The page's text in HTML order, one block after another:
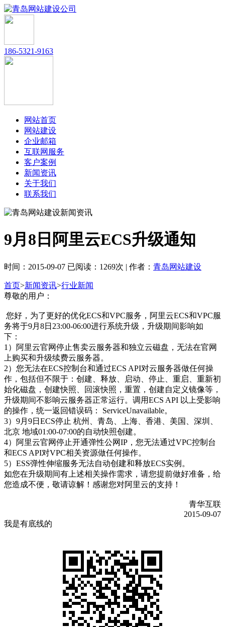
186-5321-9163
网站首页
网站建设
企业邮箱
互联网服务
客户案例
新闻资讯
关于我们
联系我们
9月8日阿里云ECS升级通知
时间：2015-09-07 已阅读：1269次 | 作者： 青岛网站建设
首页>新闻资讯>行业新闻
尊敬的用户：
您好，为了更好的优化ECS和VPC服务，阿里云ECS和VPC服
务将于9月8日23:00-06:00进行系统升级，升级期间影响如
下：
1）阿里云官网停止售卖云服务器和独立云磁盘，无法在官网
上购买和升级续费云服务器。
2）您无法在ECS控制台和通过ECS API对云服务器做任何操
作，包括但不限于：创建、释放、启动、停止、重启、重新初
始化磁盘，创建快照、回滚快照，重置，创建自定义镜像等，
升级期间不影响云服务器正常运行。调用ECS API 以上受影响
的操作，统一返回错误码： ServiceUnavailable。
3）9月9日ECS停止 杭州、青岛、上海、香港、美国、深圳、
北京 地域01:00-07:00的自动快照创建。
4）阿里云官网停止开通弹性公网IP，您无法通过VPC控制台
和ECS API对VPC相关资源做任何操作。
5）ESS弹性伸缩服务无法自动创建和释放ECS实例。
如您在升级期间有上述相关操作需求，请您提前做好准备，给
您造成不便，敬请谅解！感谢您对阿里云的支持！
青华互联
2015-09-07
我是有底线的